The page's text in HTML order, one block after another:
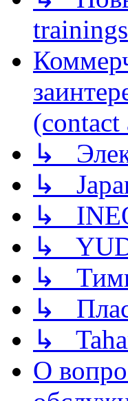
trainings
↳
↳
↳
↳
↳
↳
↳
О